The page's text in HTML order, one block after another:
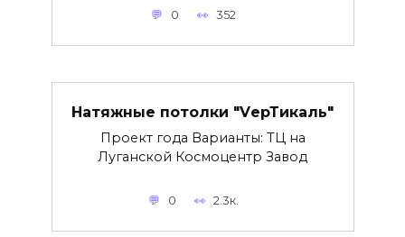
0 352
Натяжные потолки "VерТикаль"
Проект года Варианты: ТЦ на
Луганской Космоцентр Завод
0 2.3к.